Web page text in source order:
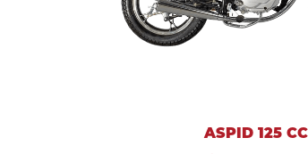
ASPID 125 CC